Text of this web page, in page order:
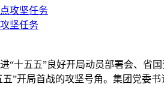
坚任务
十五五”良好开局动员部署会、省
”开局首战的攻坚号角。集团党委